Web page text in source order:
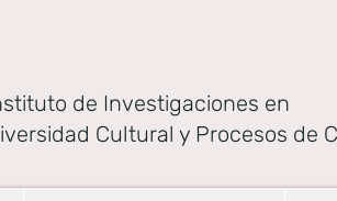
de Investigaciones en
Cultural y Procesos de